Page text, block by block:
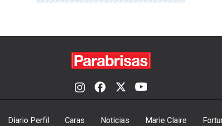
Diario Perfil Caras Noticias Marie Claire